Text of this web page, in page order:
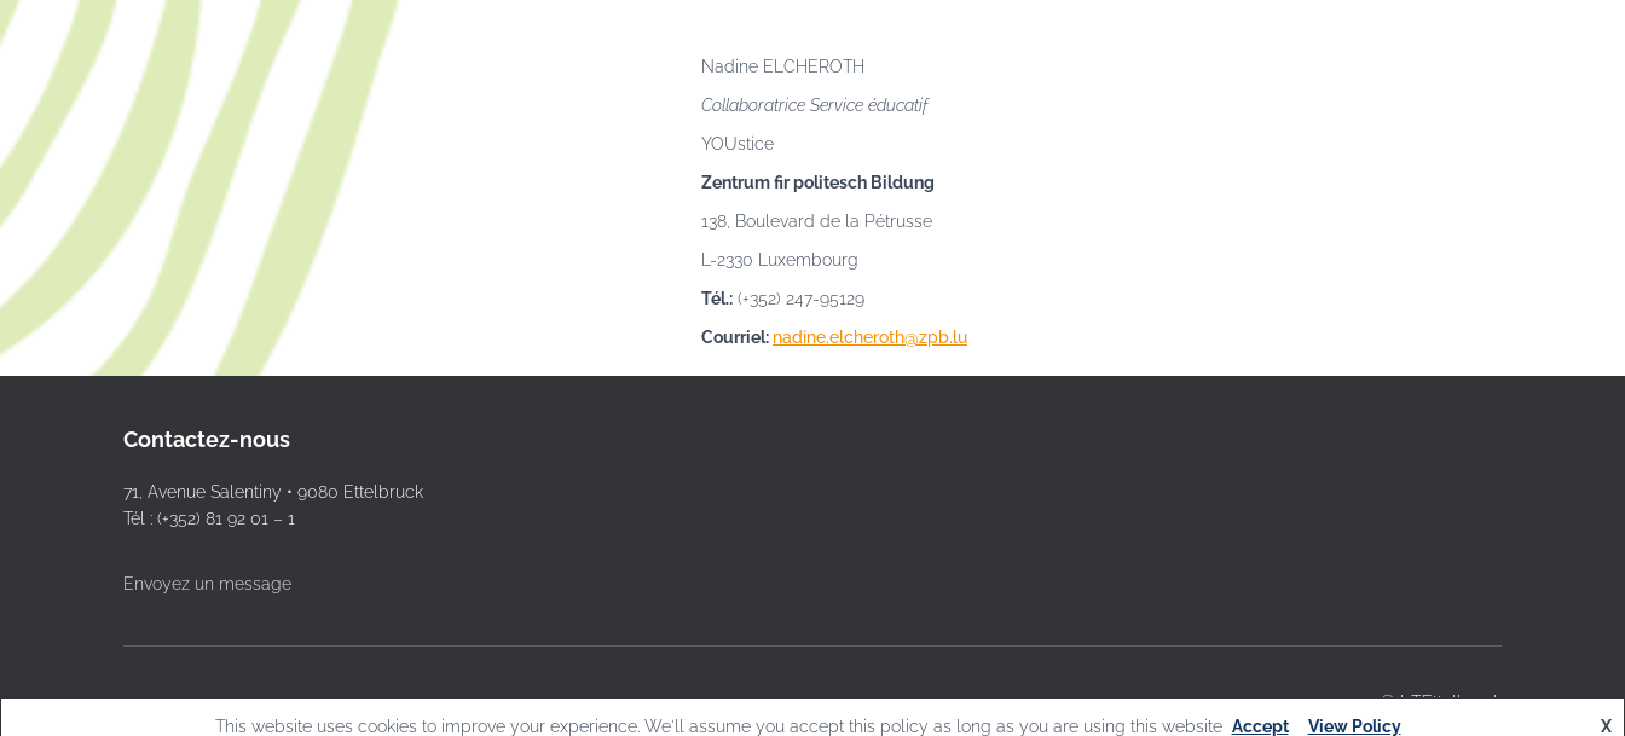
Nadine ELCHEROTH
Collaboratrice Service éducatif
YOUstice
Zentrum fir politesch Bildung
138, Boulevard de la Pétrusse
L-2330 Luxembourg
Tél.: (+352) 247-95129
Courriel: nadine.elcheroth@zpb.lu
Contactez-nous
71, Avenue Salentiny • 9080 Ettelbruck
Tél : (+352) 81 92 01 – 1
Envoyez un message
© L.T.Ettelbruck
This website uses cookies to improve your experience. We'll assume you accept this policy as long as you are using this website
X
Accept View Policy